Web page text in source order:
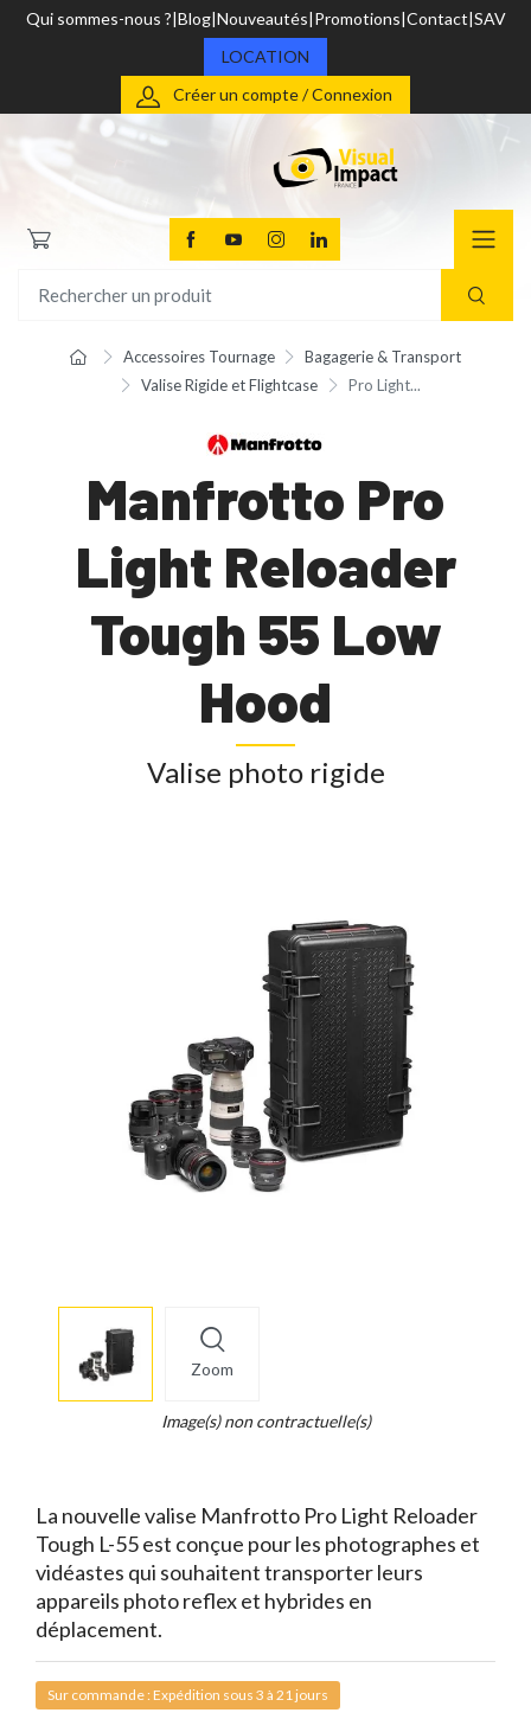
Qui sommes-nous ? Blog Nouveautés Promotions Contact SAV
LOCATION
Créer un compte / Connexion
Accessoires Tournage
Bagagerie & Transport
Valise Rigide et Flightcase
Pro Light...
Manfrotto Pro
Light Reloader
Tough 55 Low
Hood
Valise photo rigide
Zoom
info
Legend...
Image(s) non contractuelle(s)
La nouvelle valise Manfrotto Pro Light Reloader
Tough L-55 est conçue pour les photographes et
vidéastes qui souhaitent transporter leurs
appareils photo reflex et hybrides en
déplacement.
Sur commande : Expédition sous 3 à 21 jours